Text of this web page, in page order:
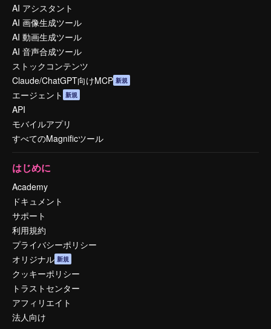
AI アシスタント
AI 画像生成ツール
AI 動画生成ツール
AI 音声合成ツール
ストックコンテンツ
Claude/ChatGPT向けMCP 新規
エージェント 新規
API
モバイルアプリ
すべてのMagnificツール
はじめに
Academy
ドキュメント
サポート
利用規約
プライバシーポリシー
オリジナル 新規
クッキーポリシー
トラストセンター
アフィリエイト
法人向け